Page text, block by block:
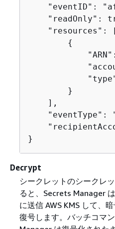
"eventID":
"readOnly":
"resources":
{
        }
    ],
"eventType":
}
Decrypt
シークレットのシークレ
ると、Secrets Manager は
に送信 AWS KMS して、
復号します。バッチコマ